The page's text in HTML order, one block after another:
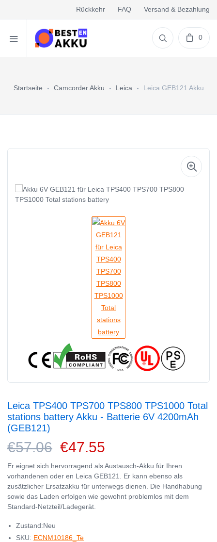
Rückkehr FAQ Versand & Bezahlung
0
Startseite Camcorder Akku Leica Leica GEB121 Akku
Leica TPS400 TPS700 TPS800 TPS1000 Total
stations battery Akku - Batterie 6V 4200mAh
(GEB121)
€57.06 €47.55
Er eignet sich hervorragend als Austausch-Akku für Ihren
vorhandenen oder en Leica GEB121. Er kann ebenso als
zusätzlicher Ersatzakku für unterwegs dienen. Die Handhabung
sowie das Laden erfolgen wie gewohnt problemlos mit dem
Standard-Netzteil/Ladegerät.
Zustand:Neu
SKU: ECNM10186_Te